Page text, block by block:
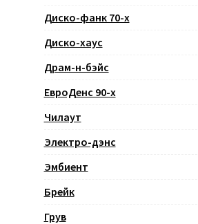
Диско-фанк 70-х
Диско-хаус
Драм-н-бэйс
ЕвроДенс 90-х
Чилаут
Электро-дэнс
Эмбиент
Брейк
Грув